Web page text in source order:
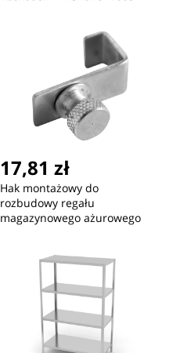
17,81 zł
Hak montażowy do
rozbudowy regału
magazynowego ażurowego